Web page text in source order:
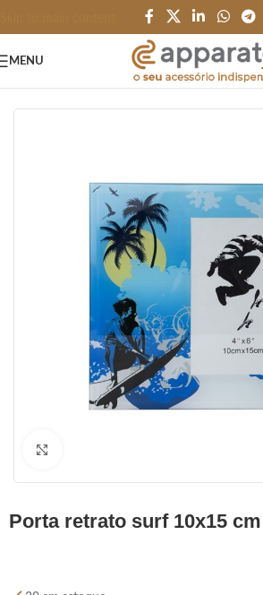
MENU
ESCRITÓRIO e PAPELARIA
porta retrato surf 10x15